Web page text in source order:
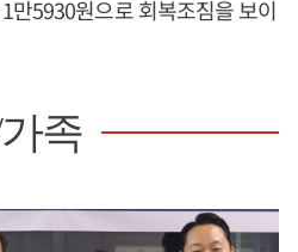
만5930원으로 회복조짐을 보이
족